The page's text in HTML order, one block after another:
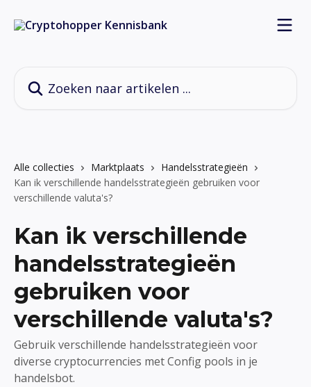
Alle collecties Marktplaats
Handelsstrategieën
Kan ik verschillende handelsstrategieën gebruiken voor
verschillende valuta's?
Kan ik verschillende
handelsstrategieën
gebruiken voor
verschillende valuta's?
Gebruik verschillende handelsstrategieën voor
diverse cryptocurrencies met Config pools in je
handelsbot.